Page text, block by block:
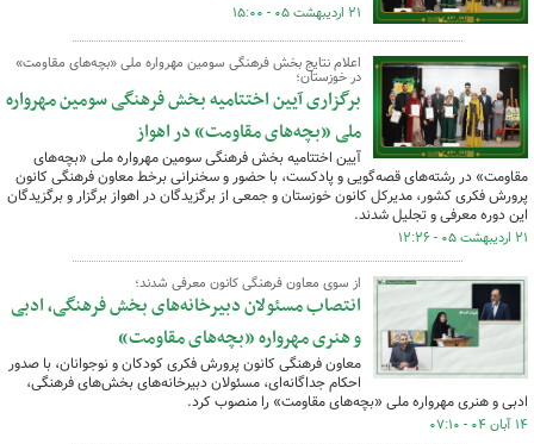
۲۱ اردیبهشت ۰۵ - ۱۵:۰۰
اعلام نتایج بخش فرهنگی سومین مهرواره ملی «بچه‌های مقاومت»
در خوزستان؛
برگزاری آیین اختتامیه بخش فرهنگی سومین مهرواره
ملی «بچه‌های مقاومت» در اهواز
آیین اختتامیه بخش فرهنگی سومین مهرواره ملی «بچه‌های
مقاومت» در رشته‌های قصه‌گویی و پادکست، با حضور و سخنرانی برخط معاون فرهنگی کانون
پرورش فکری کشور، مدیرکل کانون خوزستان و جمعی از برگزیدگان در اهواز برگزار و برگزیدگان
این دوره معرفی و تجلیل شدند.
۲۱ اردیبهشت ۰۵ - ۱۲:۲۶
از سوی معاون فرهنگی کانون معرفی شدند؛
انتصاب مسئولان دبیرخانه‌های بخش فرهنگی، ادبی
و هنری مهرواره «بچه‌های مقاومت»
معاون فرهنگی کانون پرورش فکری کودکان و نوجوانان، با صدور
احکام جداگانه‌ای، مسئولان دبیرخانه‌های بخش‌های فرهنگی،
ادبی و هنری مهرواره ملی «بچه‌های مقاومت» را منصوب کرد.
۱۴ آبان ۰۴ - ۰۷:۱۰